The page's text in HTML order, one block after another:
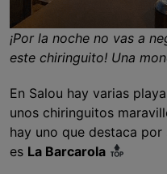
¡Por la noche no vas a
este chiringuito! Una
En Salou hay varias
unos chiringuitos
hay uno que destaca
es La Barcarola